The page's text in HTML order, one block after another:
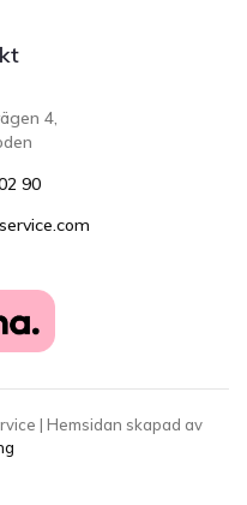
4,
90
| Hemsidan skapad av